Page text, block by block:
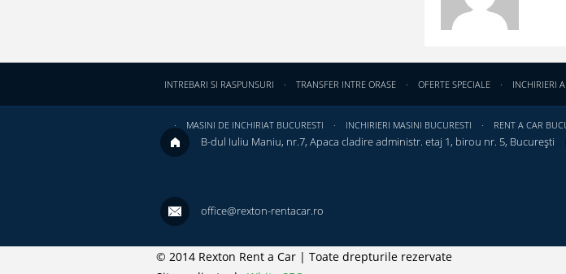
INTREBARI SI RASPUNSURI TRANSFER INTRE ORASE OFERTE SPECIALE INCHIRIERI
MASINI DE INCHIRIAT BUCURESTI INCHIRIERI MASINI BUCURESTI RENT A CAR
B-dul Iuliu Maniu, nr.7, Apaca cladire administr. etaj 1, birou nr. 5, București ‎
office@rexton-rentacar.ro
© 2014 Rexton Rent a Car | Toate drepturile rezervate